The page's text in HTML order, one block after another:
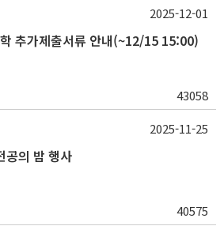
추가제출서류 안내(~12/15 15:00)
43058
2025-12-01
의 밤 행사
40575
2025-11-25